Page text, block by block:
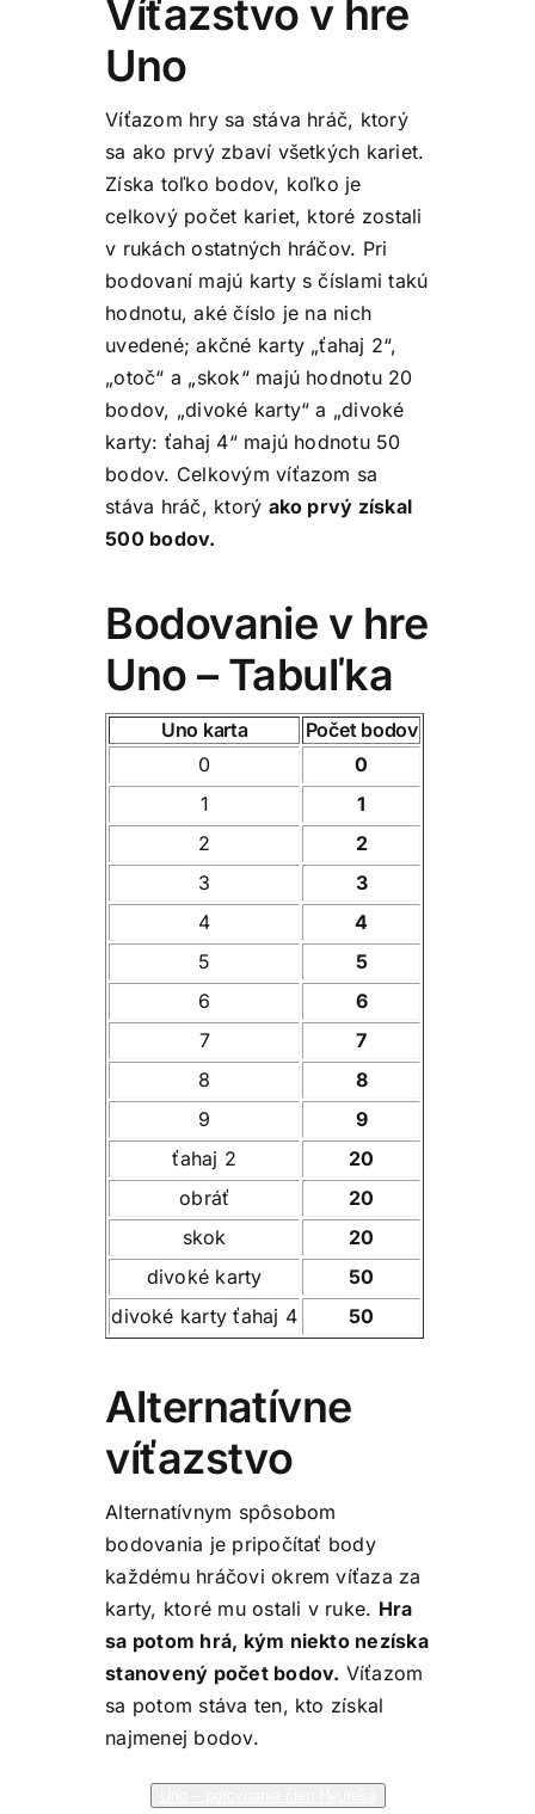
Víťazstvo v hre
Uno
Víťazom hry sa stáva hráč, ktorý
sa ako prvý zbaví všetkých kariet.
Získa toľko bodov, koľko je
celkový počet kariet, ktoré zostali
v rukách ostatných hráčov. Pri
bodovaní majú karty s číslami takú
hodnotu, aké číslo je na nich
uvedené; akčné karty „ťahaj 2“,
„otoč“ a „skok“ majú hodnotu 20
bodov, „divoké karty“ a „divoké
karty: ťahaj 4“ majú hodnotu 50
bodov. Celkovým víťazom sa
stáva hráč, ktorý ako prvý získal
500 bodov.
Bodovanie v hre
Uno – Tabuľka
Uno karta
Počet bodov
0
0
1
1
2
2
3
3
4
4
5
5
6
6
7
7
8
8
9
9
ťahaj 2
20
obráť
20
skok
20
divoké karty
50
divoké karty ťahaj 4
50
Alternatívne
víťazstvo
Alternatívnym spôsobom
bodovania je pripočítať body
každému hráčovi okrem víťaza za
karty, ktoré mu ostali v ruke. Hra
sa potom hrá, kým niekto nezíska
stanovený počet bodov. Víťazom
sa potom stáva ten, kto získal
najmenej bodov.